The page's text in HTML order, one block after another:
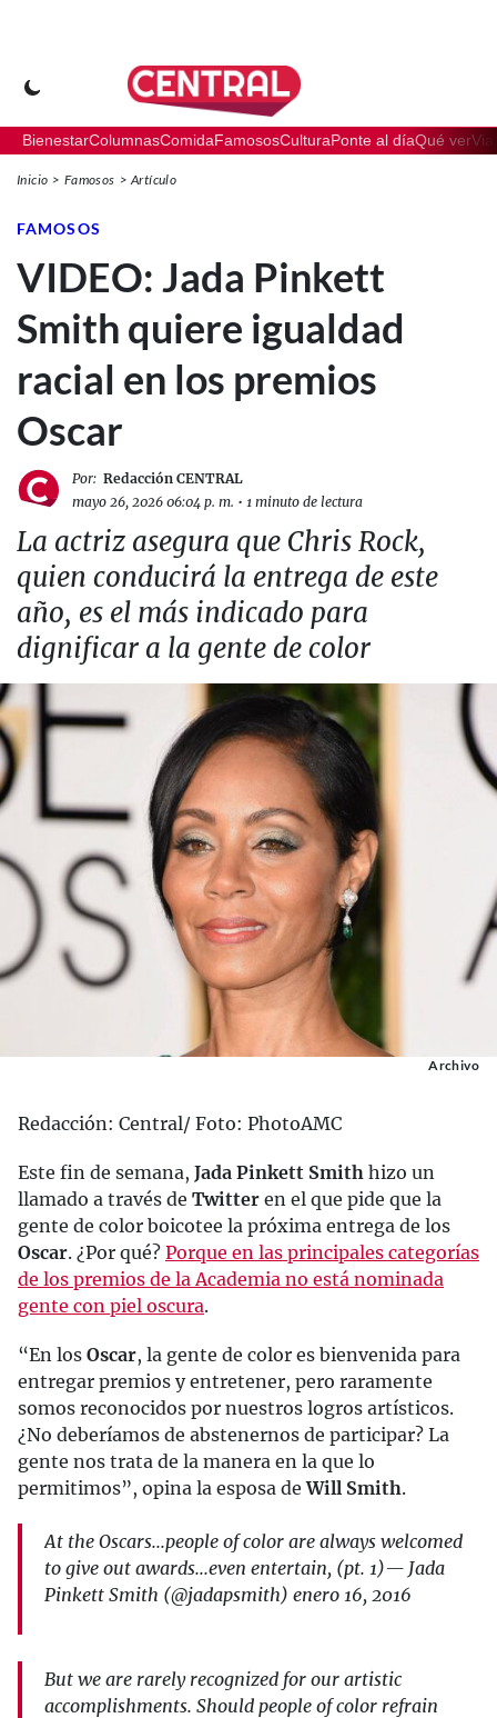
BienestarColumnasComidaFamososCulturaPonte al díaQué ver
Inicio Famosos Artículo
FAMOSOS
VIDEO: Jada Pinkett
Smith quiere igualdad
racial en los premios
Oscar
Por: Redacción CENTRAL
mayo 26, 2026 06:04 p. m. • 1 minuto de lectura
La actriz asegura que Chris Rock,
quien conducirá la entrega de este
año, es el más indicado para
dignificar a la gente de color
Archivo
Redacción: Central/ Foto: PhotoAMC
Este fin de semana, Jada Pinkett Smith hizo un
llamado a través de Twitter en el que pide que la
gente de color boicotee la próxima entrega de los
Oscar. ¿Por qué? Porque en las principales categorías
de los premios de la Academia no está nominada
gente con piel oscura.
“En los Oscar, la gente de color es bienvenida para
entregar premios y entretener, pero raramente
somos reconocidos por nuestros logros artísticos.
¿No deberíamos de abstenernos de participar? La
gente nos trata de la manera en la que lo
permitimos”, opina la esposa deWill Smith.
At the Oscars...people of color are always welcomed
to give out awards...even entertain, (pt. 1)— Jada
Pinkett Smith (@jadapsmith) enero 16, 2016
But we are rarely recognized for our artistic
accomplishments. Should people of color refrain